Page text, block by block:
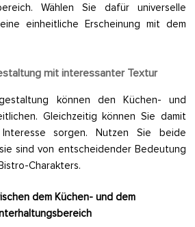
Wählen Sie dafür universelle
einheitliche Erscheinung mit dem
mit interessanter Textur
können den Küchen- und
Gleichzeitig können Sie damit
sorgen. Nutzen Sie beide
sind von entscheidender Bedeutung
Charakters.
dem Küchen- und dem